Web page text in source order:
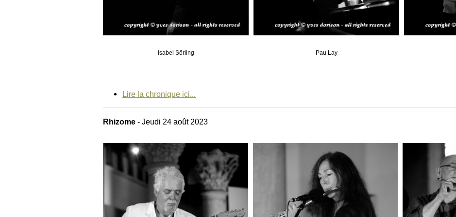
Isabel Sörling Pau Lay
Lire la chronique ici...
Rhizome - Jeudi 24 août 2023